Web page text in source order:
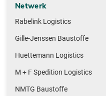
Netwerk
Rabelink Logistics
Gille-Jenssen Baustoffe
Huettemann Logistics
M + F Spedition Logistics
NMTG Baustoffe